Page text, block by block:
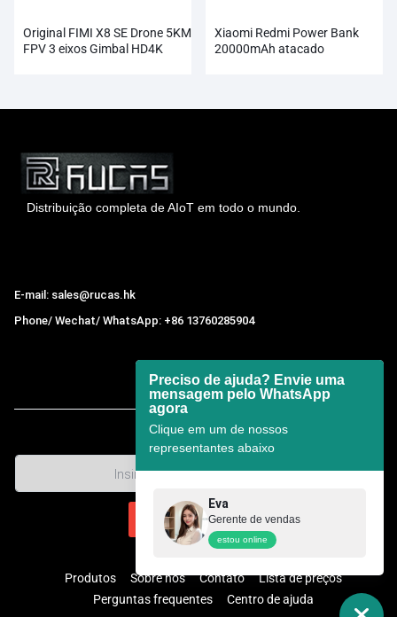
Original FIMI X8 SE Drone 5KM
FPV 3 eixos Gimbal HD4K
Xiaomi Redmi Power Bank
20000mAh atacado
Distribuição completa de AIoT em todo o mundo.
E-mail: sales@rucas.hk
Phone/ Wechat/ WhatsApp: +86 13760285904
ecológica da Xiaomi na China.,
Produtos Sobre nós Contato
Lista de preços
Perguntas frequentes
Centro de ajuda
Preciso de ajuda? Envie uma
mensagem pelo WhatsApp
agora
Clique em um de nossos
representantes abaixo
Eva
Gerente de vendas
estou online